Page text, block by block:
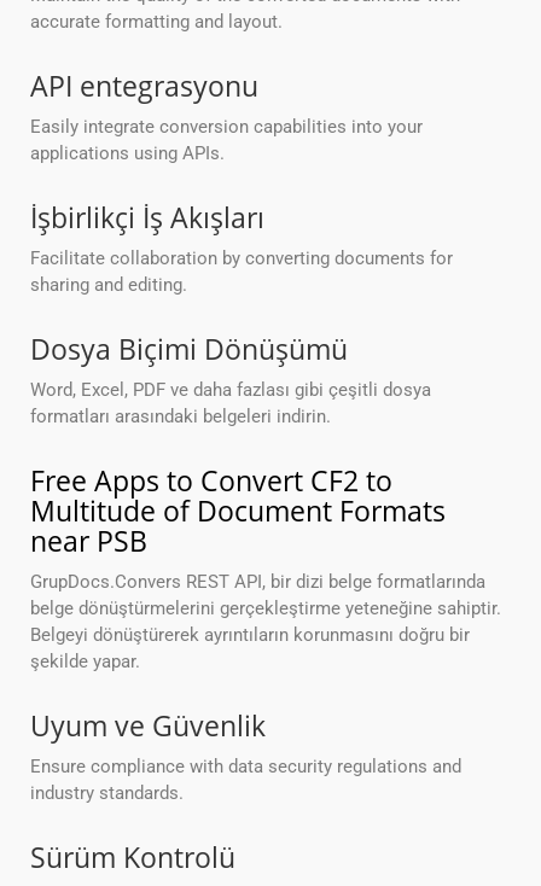
accurate formatting and layout.
API entegrasyonu
Easily integrate conversion capabilities into your
applications using APIs.
İşbirlikçi İş Akışları
Facilitate collaboration by converting documents for
sharing and editing.
Dosya Biçimi Dönüşümü
Word, Excel, PDF ve daha fazlası gibi çeşitli dosya
formatları arasındaki belgeleri indirin.
Free Apps to Convert CF2 to
Multitude of Document Formats
near PSB
GrupDocs.Convers REST API, bir dizi belge formatlarında
belge dönüştürmelerini gerçekleştirme yeteneğine sahiptir.
Belgeyi dönüştürerek ayrıntıların korunmasını doğru bir
şekilde yapar.
Uyum ve Güvenlik
Ensure compliance with data security regulations and
industry standards.
Sürüm Kontrolü